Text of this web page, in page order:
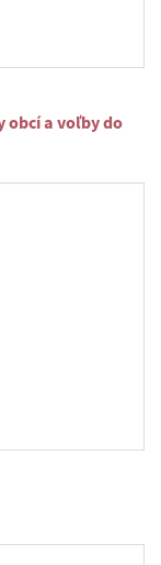
obcí a voľby do